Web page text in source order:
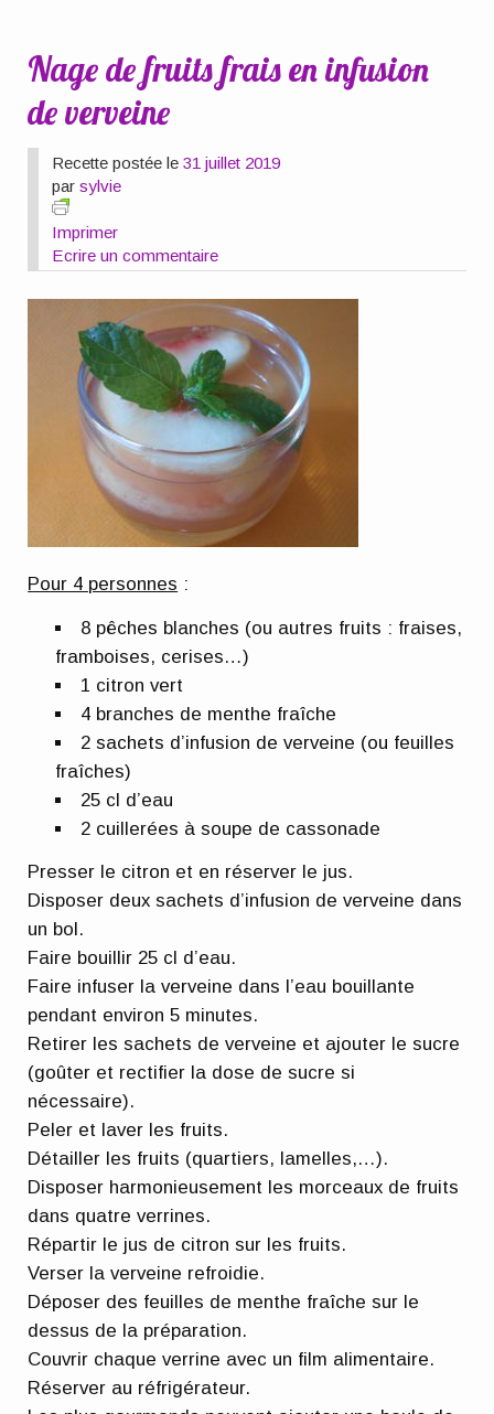
Nage de fruits frais en infusion
de verveine
Recette postée le31 juillet 2019
parsylvie
Imprimer
Ecrire un commentaire
Pour 4 personnes :
8 pêches blanches (ou autres fruits : fraises,
framboises, cerises…)
1 citron vert
4 branches de menthe fraîche
2 sachets d’infusion de verveine (ou feuilles
fraîches)
25 cl d’eau
2 cuillerées à soupe de cassonade
Presser le citron et en réserver le jus.
Disposer deux sachets d’infusion de verveine dans
un bol.
Faire bouillir 25 cl d’eau.
Faire infuser la verveine dans l’eau bouillante
pendant environ 5 minutes.
Retirer les sachets de verveine et ajouter le sucre
(goûter et rectifier la dose de sucre si
nécessaire).
Peler et laver les fruits.
Détailler les fruits (quartiers, lamelles,…).
Disposer harmonieusement les morceaux de fruits
dans quatre verrines.
Répartir le jus de citron sur les fruits.
Verser la verveine refroidie.
Déposer des feuilles de menthe fraîche sur le
dessus de la préparation.
Couvrir chaque verrine avec un film alimentaire.
Réserver au réfrigérateur.